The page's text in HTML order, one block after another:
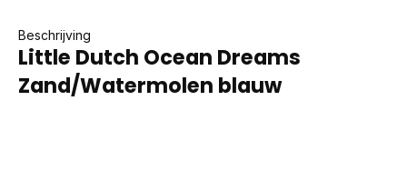
Beschrijving
Little Dutch Ocean Dreams
Zand/Watermolen blauw